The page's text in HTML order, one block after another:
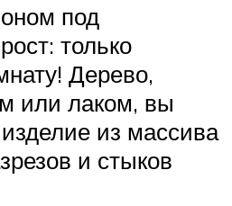
под
только
Дерево,
или лаком, вы
из массива
и стыков